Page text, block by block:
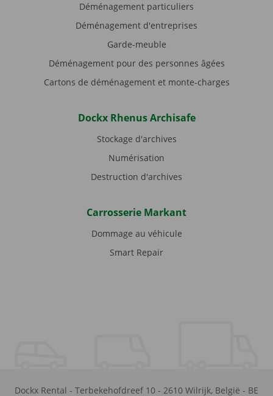
Déménagement particuliers
Déménagement d'entreprises
Garde-meuble
Déménagement pour des personnes âgées
Cartons de déménagement et monte-charges
Dockx Rhenus Archisafe
Stockage d'archives
Numérisation
Destruction d'archives
Carrosserie Markant
Dommage au véhicule
Smart Repair
Dockx Rental - Terbekehofdreef 10 - 2610 Wilrijk, België - BE